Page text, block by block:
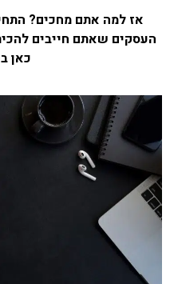
אז למה אתם מחכים?
העסקים שאתם חייבים
כאן